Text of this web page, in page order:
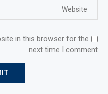
in this browser for the
next time I comment.